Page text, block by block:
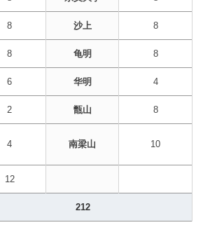
212
8 沙上 8
8 龟明 8
6 华明 4
2 甑山 8
4 南梁山 10
12